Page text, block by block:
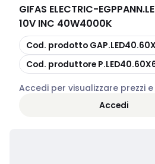
GIFAS ELECTRIC-
10V INC 40W4000K
copia
Cod. prodotto
copia
Cod. produttore
Accedi per visualizzare prezzi
Accedi